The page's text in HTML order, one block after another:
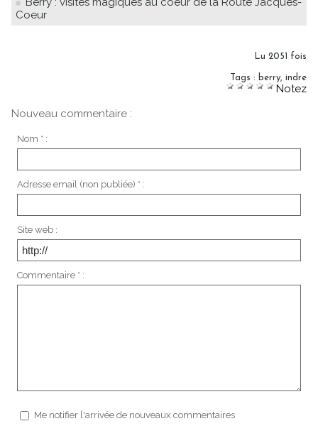
Coeur
Lu 2051 fois
Tags : berry, indre
Notez
Nouveau commentaire :
Nom * :
Adresse email (non publiée) * :
Site web :
Commentaire * :
Me notifier l'arrivée de nouveaux commentaires